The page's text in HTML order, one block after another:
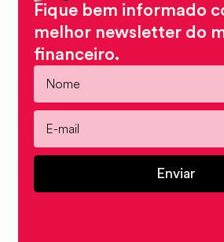
Fique bem informado
melhor newsletter do
financeiro.
Enviar